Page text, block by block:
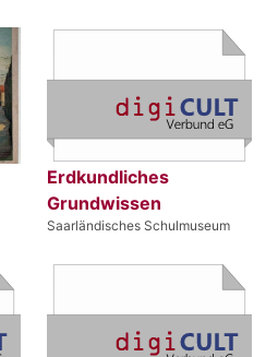
Erdkundliches
Grundwissen
Saarländisches Schulmuseum